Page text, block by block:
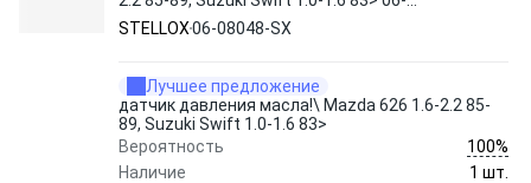
08048-SX STELLOX
STELLOX06-08048-SX
Лучшее предложение
датчик давления масла!\ Mazda 626 1.6-2.2 85-
89, Suzuki Swift 1.0-1.6 83>
Вероятность
100%
Наличие
1 шт.